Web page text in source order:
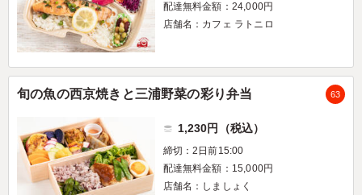
配達無料金額：24,000円
店舗名：カフェ ラトニロ
旬の魚の西京焼きと三浦野菜の彩り弁当 63
1,230円（税込）
締切：2日前15:00
配達無料金額：15,000円
店舗名：しましょく